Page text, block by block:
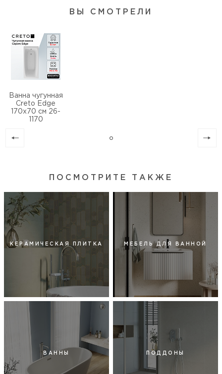
ВЫ СМОТРЕЛИ
Ванна чугунная
Creto Edge
170х70 см 26-
1170
ПОСМОТРИТЕ ТАКЖЕ
КЕРАМИЧЕСКАЯ ПЛИТКА МЕБЕЛЬ ДЛЯ ВАННОЙ
ВАННЫ ПОДДОНЫ